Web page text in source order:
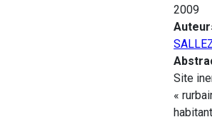
2009
Site
«